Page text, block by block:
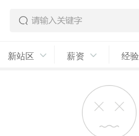
新站区 薪资 经验